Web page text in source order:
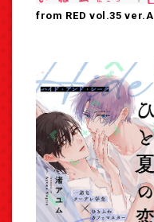
from RED vol.35 ver.A